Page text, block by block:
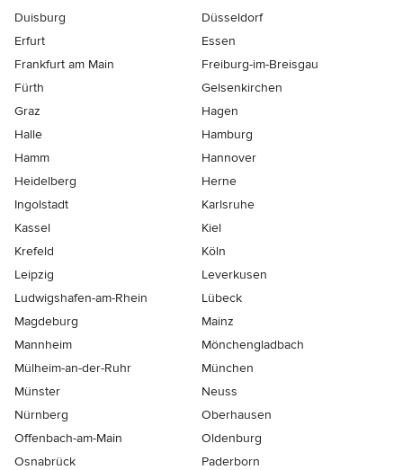
Duisburg
Düsseldorf
Erfurt
Essen
Frankfurt am Main
Freiburg-im-Breisgau
Fürth
Gelsenkirchen
Graz
Hagen
Halle
Hamburg
Hamm
Hannover
Heidelberg
Herne
Ingolstadt
Karlsruhe
Kassel
Kiel
Krefeld
Köln
Leipzig
Leverkusen
Ludwigshafen-am-Rhein
Lübeck
Magdeburg
Mainz
Mannheim
Mönchen­gladbach
Mülheim-an-der-Ruhr
München
Münster
Neuss
Nürnberg
Oberhausen
Offenbach-am-Main
Oldenburg
Osnabrück
Paderborn